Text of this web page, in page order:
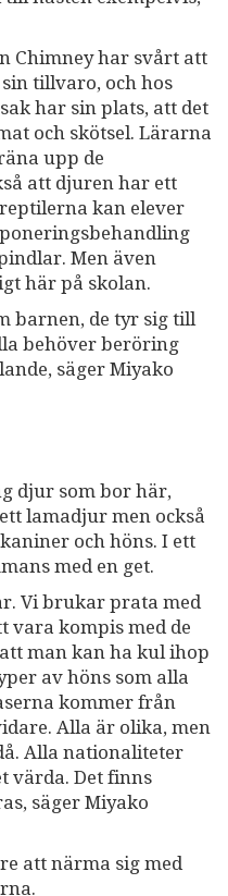
Chimney har svårt att
tillvaro, och hos
har sin plats, att det
och skötsel. Lärarna
upp de
att djuren har ett
kan elever
Men även
här på skolan.
barnen, de tyr sig till
behöver beröring
säger Miyako
djur som bor här,
lamadjur men också
och höns. I ett
med en get.
Vi brukar prata med
vara kompis med de
man kan ha kul ihop
av höns som alla
kommer från
Alla är olika, men
Alla nationaliteter
värda. Det finns
säger Miyako
att närma sig med